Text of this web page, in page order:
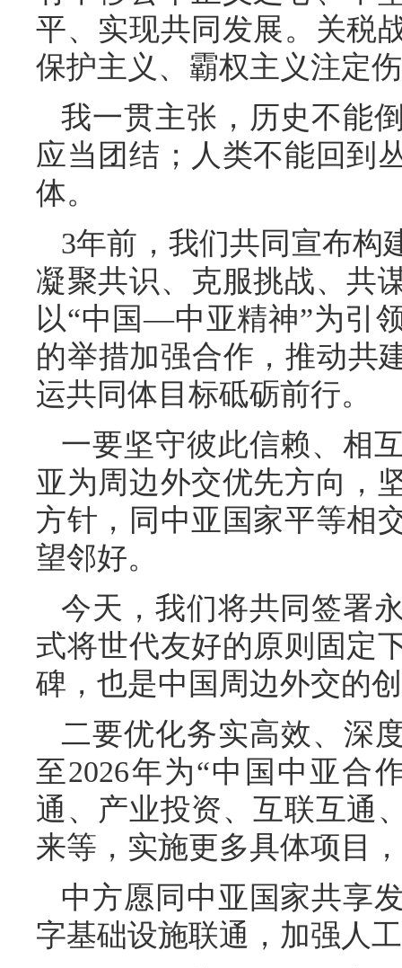
平、实现共同发展。关税
保护主义、霸权主义注定
我一贯主张，历史不能
应当团结；人类不能回到
体。
3年前，我们共同宣布
凝聚共识、克服挑战、共
以“中国—中亚精神”为引
的举措加强合作，推动共
运共同体目标砥砺前行。
一要坚守彼此信赖、相
亚为周边外交优先方向，
方针，同中亚国家平等相
望邻好。
今天，我们将共同签署
式将世代友好的原则固定
碑，也是中国周边外交的
二要优化务实高效、深
至2026年为“中国中亚合
通、产业投资、互联互通
来等，实施更多具体项目
中方愿同中亚国家共享
字基础设施联通，加强人